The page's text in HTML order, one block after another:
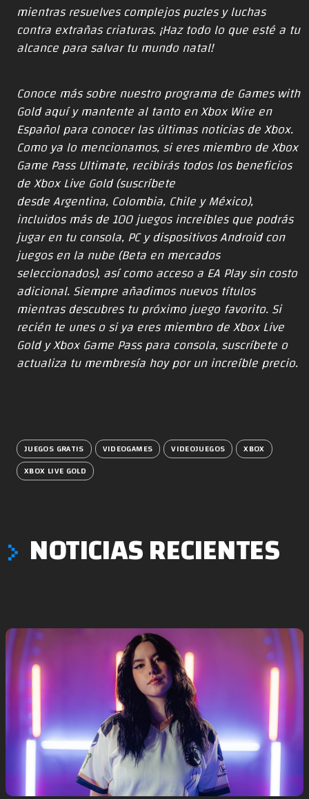
mientras resuelves complejos puzles y luchas
contra extrañas criaturas. ¡Haz todo lo que esté a tu
alcance para salvar tu mundo natal!
Conoce más sobre nuestro programa de Games with
Gold aquíy mantente al tanto enXbox Wire en
Españolpara conocer las últimas noticias de Xbox.
Como ya lo mencionamos, si eres miembro de Xbox
Game Pass Ultimate, recibirás todos los beneficios
de Xbox Live Gold (suscríbete
desdeArgentina, Colombia, ChileyMéxico),
incluidos más de 100 juegos increíbles que podrás
jugar en tu consola, PC y dispositivos Android con
juegos en la nube (Beta en mercados
seleccionados), así como acceso a EA Play sin costo
adicional. Siempre añadimos nuevos títulos
mientras descubres tu próximo juego favorito. Si
recién te unes o si ya eres miembro de Xbox Live
Gold y Xbox Game Pass para consola,suscríbete o
actualiza tu membresía hoy por un increíble precio.
JUEGOS GRATIS VIDEOGAMES VIDEOJUEGOS
XBOX
XBOX LIVE GOLD
NOTICIAS RECIENTES